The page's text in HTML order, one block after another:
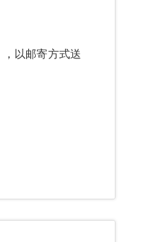
以邮寄方式送